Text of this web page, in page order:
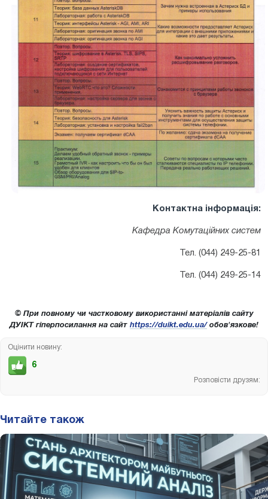
Контактна інформація:
Кафедра Комутаційних систем
Тел. (044) 249-25-81
Тел. (044) 249-25-14
© При повному чи частковому використанні матеріалів сайту
ДУІКТ гіперпосилання на сайт https://duikt.edu.ua/обов'язкове!
Оцінити новину:
6
Розповісти друзям:
Читайте також